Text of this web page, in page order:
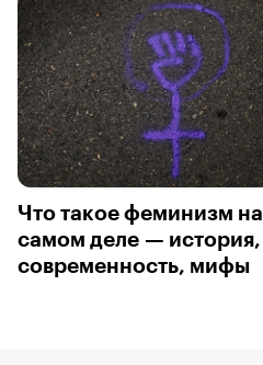
Что такое феминизм на
самом деле — история,
современность, мифы